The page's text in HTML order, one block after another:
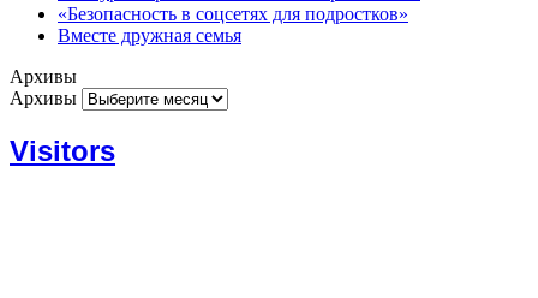
«Безопасность в соцсетях для подростков»
Вместе дружная семья
Архивы
Архивы
Visitors